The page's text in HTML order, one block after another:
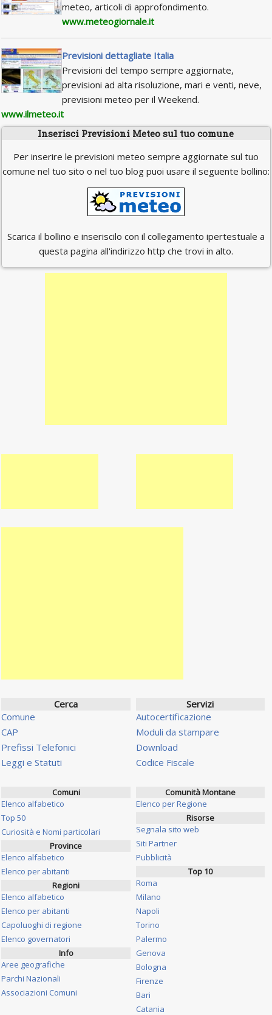
meteo, articoli di approfondimento.
www.meteogiornale.it
Previsioni dettagliate Italia
Previsioni del tempo sempre aggiornate,
previsioni ad alta risoluzione, mari e venti, neve,
previsioni meteo per il Weekend.
www.ilmeteo.it
Inserisci Previsioni Meteo sul tuo comune
Per inserire le previsioni meteo sempre aggiornate sul tuo
comune nel tuo sito o nel tuo blog puoi usare il seguente bollino:
Scarica il bollino e inseriscilo con il collegamento ipertestuale a
questa pagina all'indirizzo http che trovi in alto.
Cerca
Comune
CAP
Prefissi Telefonici
Leggi e Statuti
Servizi
Autocertificazione
Moduli da stampare
Download
Codice Fiscale
Comuni
Elenco alfabetico
Top 50
Curiosità e Nomi particolari
Province
Elenco alfabetico
Elenco per abitanti
Regioni
Elenco alfabetico
Elenco per abitanti
Capoluoghi di regione
Elenco governatori
Info
Aree geografiche
Parchi Nazionali
Associazioni Comuni
Comunità Montane
Elenco per Regione
Risorse
Segnala sito web
Siti Partner
Pubblicità
Top 10
Roma
Milano
Napoli
Torino
Palermo
Genova
Bologna
Firenze
Bari
Catania